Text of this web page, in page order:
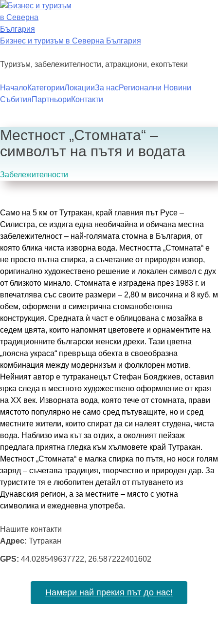
Преминете
към
съдържанието
Бизнес и туризъм в Северна България
Туризъм, забележителности, атракциони, екопътеки
НачалоКатегорииЛокацииЗа насРегионални Новини
СъбитияПартньориКонтакти
Местност „Стомната“ –
символът на пътя и водата
Забележителности
Само на 5 км от Тутракан, край главния път Русе –
Силистра, се издига една необичайна и обичана местна
забележителност – най-голямата стомна в България, от
която блика чиста изворна вода. Местността „Стомната“ е
не просто пътна спирка, а съчетание от природен извор,
оригинално художествено решение и локален символ с дух
от близкото минало. Стомната е изградена през 1983 г. и
впечатлява със своите размери – 2,80 м височина и 8 куб. м
обем, оформени в симетрична стоманобетонна
конструкция. Средната ѝ част е облицована с мозайка в
седем цвята, които напомнят цветовете и орнаментите на
традиционните български женски дрехи. Тази цветна
„поясна украса“ превръща обекта в своеобразна
комбинация между модернизъм и фолклорен мотив.
Нейният автор е тутраканецът Стефан Бояджиев, оставил
ярка следа в местното художествено оформление от края
на XX век. Изворната вода, която тече от стомната, прави
мястото популярно не само сред пътуващите, но и сред
местните жители, които спират да си налеят студена, чиста
вода. Наблизо има кът за отдих, а околният пейзаж
предлага приятна гледка към хълмовете край Тутракан.
Местност „Стомната“ е малка спирка по пътя, но носи голям
заряд – съчетава традиция, творчество и природен дар. За
туристите тя е любопитен детайл от пътуването из
Дунавския регион, а за местните – място с уютна
символика и ежедневна употреба.
Нашите контакти
Адрес Тутракан
GPS 44.028549637722, 26.587222401602
Намери най прекия път до нас!